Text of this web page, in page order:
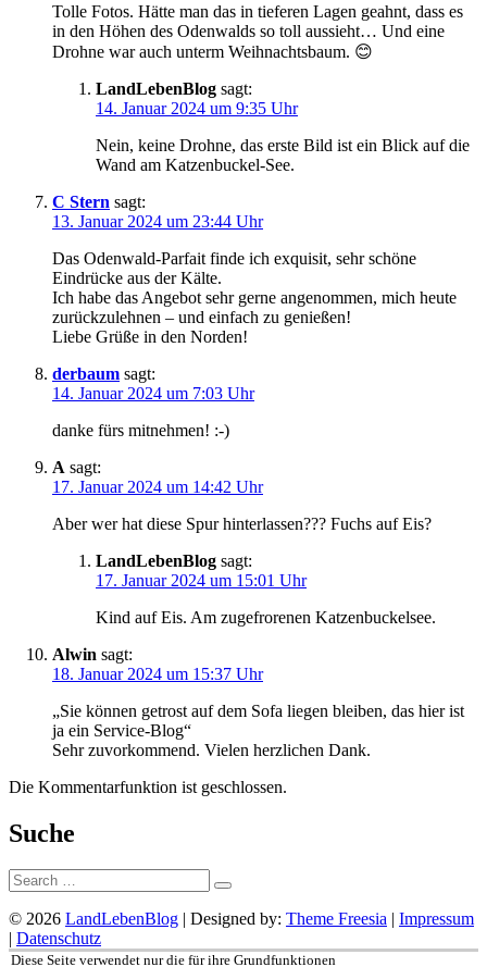
Tolle Fotos. Hätte man das in tieferen Lagen geahnt, dass es
in den Höhen des Odenwalds so toll aussieht… Und eine
Drohne war auch unterm Weihnachtsbaum. 😊
LandLebenBlog sagt:
14. Januar 2024 um 9:35 Uhr
Nein, keine Drohne, das erste Bild ist ein Blick auf die
Wand am Katzenbuckel-See.
C Stern sagt:
13. Januar 2024 um 23:44 Uhr
Das Odenwald-Parfait finde ich exquisit, sehr schöne
Eindrücke aus der Kälte.
Ich habe das Angebot sehr gerne angenommen, mich heute
zurückzulehnen – und einfach zu genießen!
Liebe Grüße in den Norden!
derbaum sagt:
14. Januar 2024 um 7:03 Uhr
danke fürs mitnehmen! :-)
A sagt:
17. Januar 2024 um 14:42 Uhr
Aber wer hat diese Spur hinterlassen??? Fuchs auf Eis?
LandLebenBlog sagt:
17. Januar 2024 um 15:01 Uhr
Kind auf Eis. Am zugefrorenen Katzenbuckelsee.
Alwin sagt:
18. Januar 2024 um 15:37 Uhr
„Sie können getrost auf dem Sofa liegen bleiben, das hier ist
ja ein Service-Blog“
Sehr zuvorkommend. Vielen herzlichen Dank.
Die Kommentarfunktion ist geschlossen.
Suche
Suche:
© 2026 LandLebenBlog | Designed by: Theme Freesia | Impressum
| Datenschutz
Nach
Diese Seite verwendet nur die für ihre Grundfunktionen